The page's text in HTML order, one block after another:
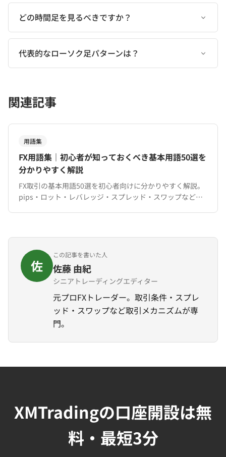
どの時間足を見るべきですか？
代表的なローソク足パターンは？
関連記事
用語集
FX用語集｜初心者が知っておくべき基本用語50選を
分かりやすく解説
FX取引の基本用語50選を初心者向けに分かりやすく解説。
pips・ロット・レバレッジ・スプレッド・スワップなど、
佐
この記事を書いた人
佐藤 由紀
シニアトレーディングエディター
元プロFXトレーダー。取引条件・スプレ
ッド・スワップなど取引メカニズムが専
門。
XMTradingの口座開設は無
料・最短3分